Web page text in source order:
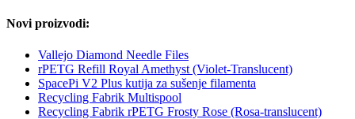
Novi proizvodi:
Vallejo Diamond Needle Files
rPETG Refill Royal Amethyst (Violet-Translucent)
SpacePi V2 Plus kutija za sušenje filamenta
Recycling Fabrik Multispool
Recycling Fabrik rPETG Frosty Rose (Rosa-translucent)